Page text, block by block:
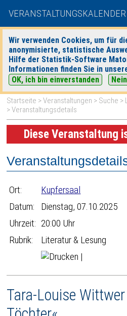
Wir verwenden Cookies, um für
anonymisierte, statistische
Hilfe der Statistik-Software
Informationen finden Sie in
OK, ich bin einverstanden
Startseite >Veranstaltungen > Suche >
> Veranstaltungsdetails
Diese Veranstaltung
Ort:
Kupfersaal
Datum:
Dienstag, 07.10.2025
Uhrzeit: 20:00 Uhr
Rubrik:
Literatur & Lesung
|
Tara-Louise Wittwer